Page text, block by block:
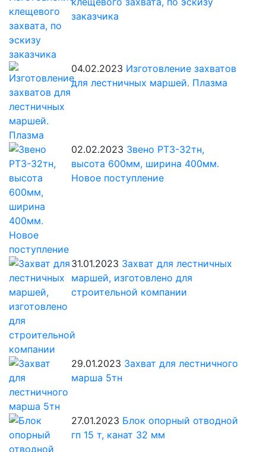
заказчика
04.02.2023 Изготовление захватов
для лестничных маршей. Плазма
02.02.2023 Звено РТ3-32тн,
высота 600мм, ширина 400мм.
Новое поступление
31.01.2023 Захват для лестничных
маршей, изготовлено для
строительной компании
29.01.2023 Захват для лестничного
марша 5тн
27.01.2023 Блок опорный отводной
гп 15 т, канат 32 мм